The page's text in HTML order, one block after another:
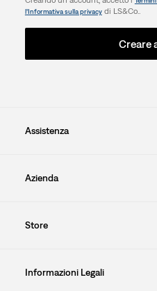
l’Informativa sulla privacydi LS&Co..
Creare
Assistenza
Azienda
Store
Informazioni Legali